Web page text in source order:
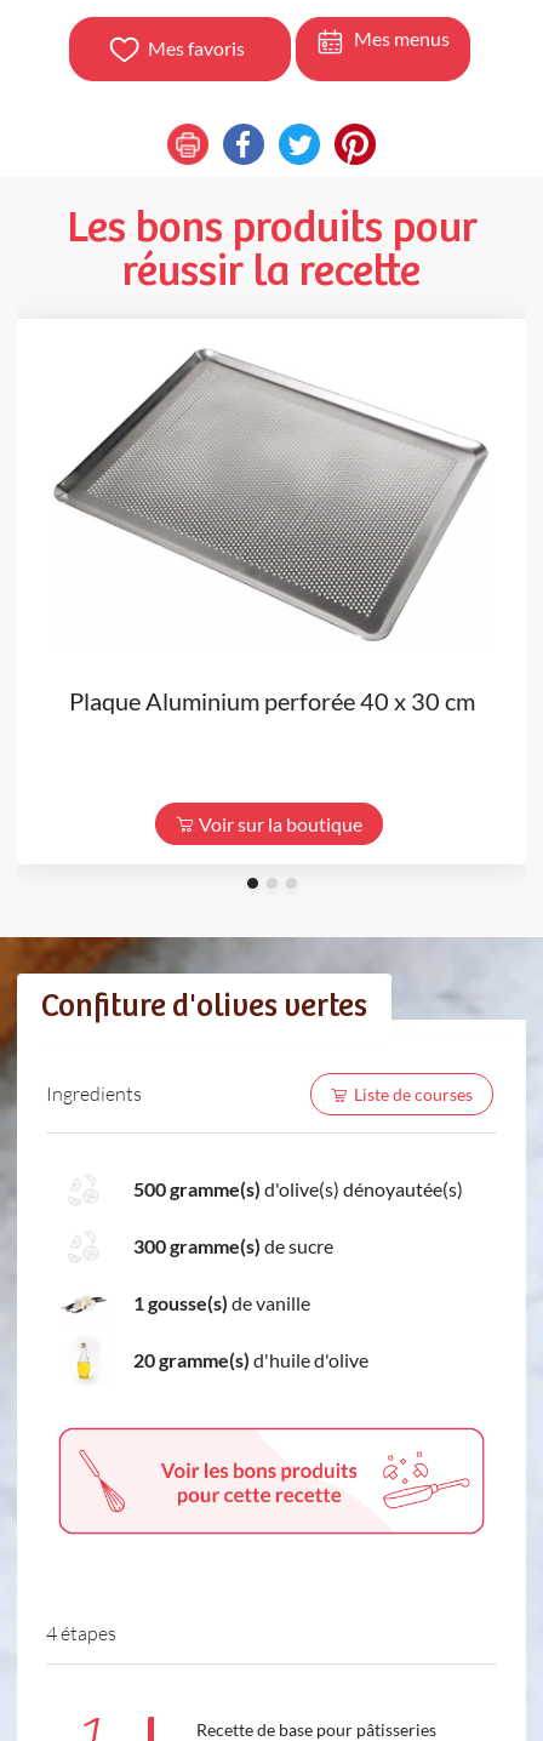
Mes favoris Mes menus
Les bons produits pour
réussir la recette
Plaque Aluminium perforée 40 x 30 cm
Voir sur la boutique
Confiture d'olives vertes
Ingredients Liste de courses
500 gramme(s) d'olive(s) dénoyautée(s)
300 gramme(s) de sucre
1 gousse(s) de vanille
20 gramme(s) d'huile d'olive
4 étapes
Recette de base pour pâtisseries